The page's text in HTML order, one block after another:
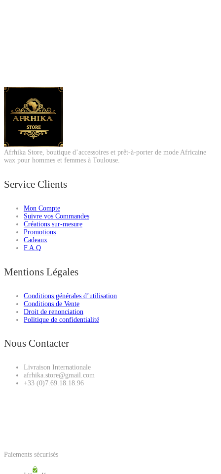
Afrhika Store, boutique d’accessoires et prêt-à-porter de mode Africaine
wax pour hommes et femmes à Toulouse.
Service Clients
Mon Compte
Suivre vos Commandes
Créations sur-mesure
Promotions
Cadeaux
F.A.Q
Mentions Légales
Conditions générales d’utilisation
Conditions de Vente
Droit de renonciation
Politique de confidentialité
Nous Contacter
Livraison Internationale
afrhika.store@gmail.com
+33 (0)7.69.18.18.96
Paiements sécurisés